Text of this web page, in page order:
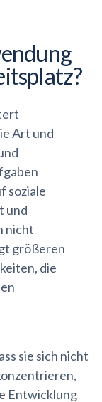
Art und
soziale
und
nicht
größeren
die
sie sich nicht
Entwicklung